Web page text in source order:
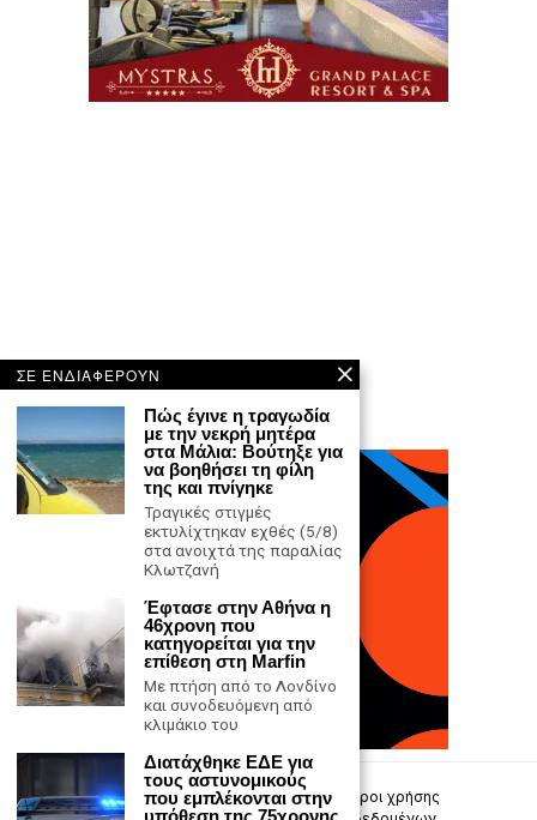
Επικοινωνία Πολιτική Απορρήτου
Όροι χρήσης
ΣΕ ΕΝΔΙΑΦΕΡΟΥΝ
Πώς έγινε η τραγωδία
με την νεκρή μητέρα
στα Μάλια: Βούτηξε για
να βοηθήσει τη φίλη
της και πνίγηκε
Τραγικές στιγμές
εκτυλίχτηκαν εχθές (5/8)
στα ανοιχτά της παραλίας
Κλωτζανή
Έφτασε στην Αθήνα η
46χρονη που
κατηγορείται για την
επίθεση στη Marfin
Με πτήση από το Λονδίνο
και συνοδευόμενη από
κλιμάκιο του
Διατάχθηκε ΕΔΕ για
τους αστυνομικούς
που εμπλέκονται στην
υπόθεση της 75χρονης